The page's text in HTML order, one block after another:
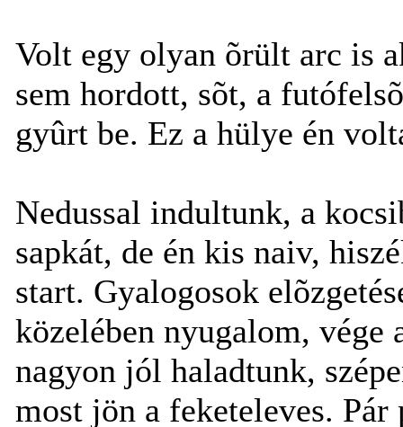
Volt egy olyan õrült arc is
sem hordott, sõt, a
gyûrt be. Ez a hülye én
Nedussal indultunk, a
sapkát, de én kis naiv,
start. Gyalogosok
közelében nyugalom, vége
nagyon jól haladtunk,
most jön a feketeleves.